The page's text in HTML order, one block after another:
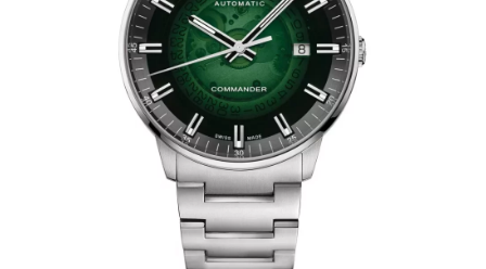
VŠE O NÁKUPU
WHATSAPP
VOLEJTE 9:00–18:00+420 775 138 346